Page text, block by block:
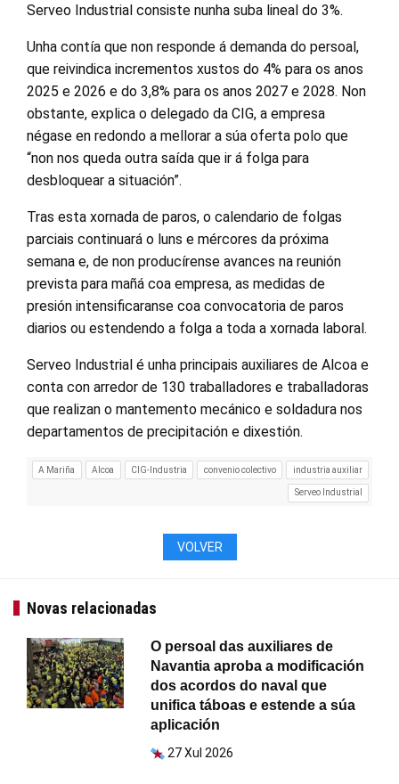
Serveo Industrial consiste nunha suba lineal do 3%.
Unha contía que non responde á demanda do persoal,
que reivindica incrementos xustos do 4% para os anos
2025 e 2026 e do 3,8% para os anos 2027 e 2028. Non
obstante, explica o delegado da CIG, a empresa
négase en redondo a mellorar a súa oferta polo que
“non nos queda outra saída que ir á folga para
desbloquear a situación”.
Tras esta xornada de paros, o calendario de folgas
parciais continuará o luns e mércores da próxima
semana e, de non producírense avances na reunión
prevista para mañá coa empresa, as medidas de
presión intensificaranse coa convocatoria de paros
diarios ou estendendo a folga a toda a xornada laboral.
Serveo Industrial é unha principais auxiliares de Alcoa e
conta con arredor de 130 traballadores e traballadoras
que realizan o mantemento mecánico e soldadura nos
departamentos de precipitación e dixestión.
A Mariña Alcoa CIG-Industria convenio colectivo industria auxiliar
Serveo Industrial
VOLVER
Novas relacionadas
O persoal das auxiliares de
Navantia aproba a modificación
dos acordos do naval que
unifica táboas e estende a súa
aplicación
27 Xul 2026